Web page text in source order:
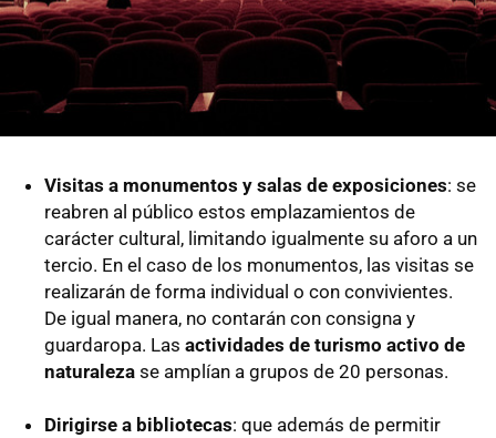
Visitas a monumentos y salas de exposiciones: se
reabren al público estos emplazamientos de
carácter cultural, limitando igualmente su aforo a un
tercio. En el caso de los monumentos, las visitas se
realizarán de forma individual o con convivientes.
De igual manera, no contarán con consigna y
guardaropa. Las actividades de turismo activo de
naturaleza se amplían a grupos de 20 personas.
Dirigirse a bibliotecas: que además de permitir